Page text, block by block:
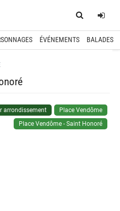
ÉVÉNEMENTS BALADES
arrondissement
Place Vendôme
Place Vendôme - Saint Honoré